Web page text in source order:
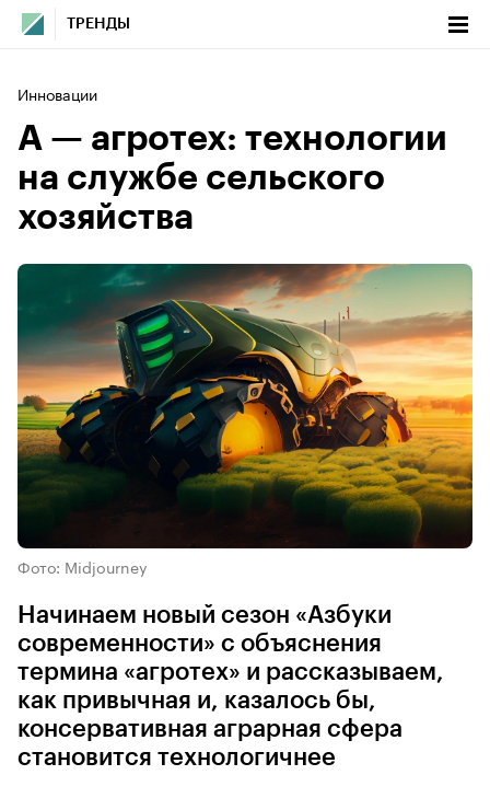
ТРЕНДЫ
Инновации
А — агротех: технологии
на службе сельского
хозяйства
Фото: Midjourney
Начинаем новый сезон «Азбуки
современности» с объяснения
термина «агротех» и рассказываем,
как привычная и, казалось бы,
консервативная аграрная сфера
становится технологичнее